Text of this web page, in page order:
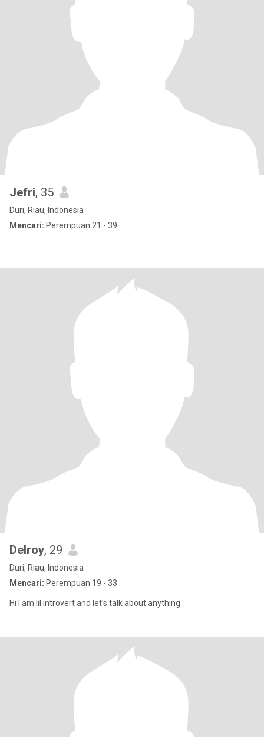
Jefri, 35
Duri, Riau, Indonesia
Mencari: Perempuan 21 - 39
Delroy, 29
Duri, Riau, Indonesia
Mencari: Perempuan 19 - 33
Hi I am lil introvert and let’s talk about anything